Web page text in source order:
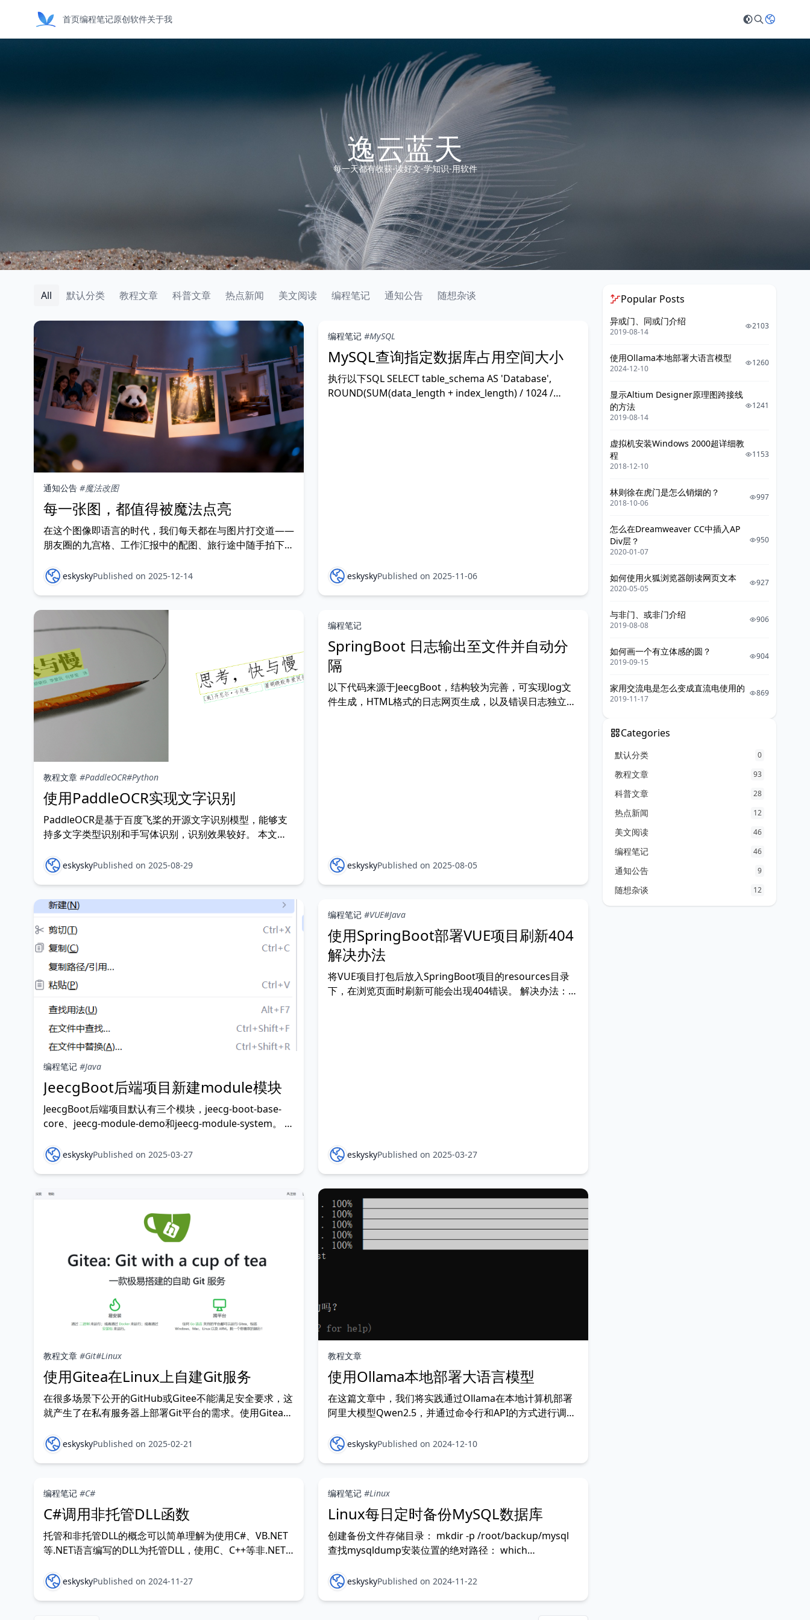
首页编程笔记原创软件关于我
逸云蓝天
每一天都有收获-读好文-学知识-用软件
All 默认分类 教程文章 科普文章 热点新闻 美文阅读 编程笔记 通知公告 随想杂谈
通知公告 #魔法改图
每一张图，都值得被魔法点亮
在这个图像即语言的时代，我们每天都在与图片打交道——
朋友圈的九宫格、工作汇报中的配图、旅行途中随手拍下的
不够完美而犹豫要不要发？是否曾因黑白老照片无法还原色
彩而感到遗憾？ 现在，这些问题有了一个轻盈而强大的答
eskyskyPublished on 2025-12-14
编程笔记 #MySQL
MySQL查询指定数据库占用空间大小
执行以下SQL SELECT table_schema AS 'Database',
ROUND(SUM(data_length + index_length) / 1024 /
eskyskyPublished on 2025-11-06
教程文章 #PaddleOCR#Python
使用PaddleOCR实现文字识别
PaddleOCR是基于百度飞桨的开源文字识别模型，能够支
持多文字类型识别和手写体识别，识别效果较好。 本文将
飞桨框架 进入PP飞桨官网，复制适合自己操作系统及芯片
厂商的安装命令。
eskyskyPublished on 2025-08-29
编程笔记
SpringBoot 日志输出至文件并自动分
隔
以下代码来源于JeecgBoot，结构较为完善，可实现log文
件生成，HTML格式的日志网页生成，以及错误日志独立输
eskyskyPublished on 2025-08-05
编程笔记 #Java
JeecgBoot后端项目新建module模块
JeecgBoot后端项目默认有三个模块，jeecg-boot-base-
core、jeecg-module-demo和jeecg-module-system。 我
JeecgBoot的代码分离。 本文以JeecgBoot 3.7.3为例，新
增名为“j
eskyskyPublished on 2025-03-27
编程笔记 #VUE#Java
使用SpringBoot部署VUE项目刷新404
解决办法
将VUE项目打包后放入SpringBoot项目的resources目录
下，在浏览页面时刷新可能会出现404错误。 解决办法：新
eskyskyPublished on 2025-03-27
教程文章 #Git#Linux
使用Gitea在Linux上自建Git服务
在很多场景下公开的GitHub或Gitee不能满足安全要求，这
就产生了在私有服务器上部署Git平台的需求。使用Gitea就
Windows和macOS 在内的多平台部署。 Gitea官方要求
Git版本需大于等于2.0，而如果使用CentOS 7
eskyskyPublished on 2025-02-21
教程文章
使用Ollama本地部署大语言模型
在这篇文章中，我们将实践通过Ollama在本地计算机部署
阿里大模型Qwen2.5，并通过命令行和API的方式进行调
们可以很轻松的将网络上的开源模型在本地计算机中运行。
Qwen2.5是由阿里推出的大语言模型，参数规模从5亿到
eskyskyPublished on 2024-12-10
编程笔记 #C#
C#调用非托管DLL函数
托管和非托管DLL的概念可以简单理解为使用C#、VB.NET
等.NET语言编写的DLL为托管DLL，使用C、C++等非.NET
调用方式。 本文将创建一个Windows窗体项目，通过C#调
用Windows系统中user32.dll内的函数，移
eskyskyPublished on 2024-11-27
编程笔记 #Linux
Linux每日定时备份MySQL数据库
创建备份文件存储目录： mkdir -p /root/backup/mysql
查找mysqldump安装位置的绝对路径： which
mysqlback.sh： vim /root/backup/mysqlback.sh mysql
eskyskyPublished on 2024-11-22
Popular Posts
异或门、同或门介绍
2019-08-14
2103
使用Ollama本地部署大语言模型
2024-12-10
1260
显示Altium Designer原理图跨接线
的方法
2019-08-14
1241
虚拟机安装Windows 2000超详细教
程
2018-12-10
1153
林则徐在虎门是怎么销烟的？
2018-10-06
997
怎么在Dreamweaver CC中插入AP
Div层？
2020-01-07
950
如何使用火狐浏览器朗读网页文本
2020-05-05
927
与非门、或非门介绍
2019-08-08
906
如何画一个有立体感的圆？
2019-09-15
904
家用交流电是怎么变成直流电使用的
2019-11-17
869
Categories
默认分类 0
教程文章 93
科普文章 28
热点新闻 12
美文阅读 46
编程笔记 46
通知公告 9
随想杂谈 12